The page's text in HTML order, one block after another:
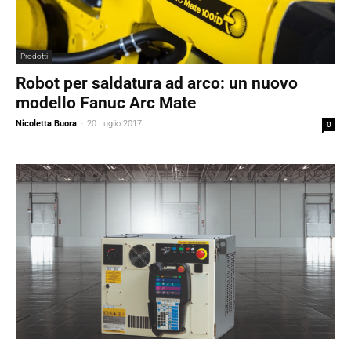
Prodotti
Robot per saldatura ad arco: un nuovo
modello Fanuc Arc Mate
Nicoletta Buora - 20 Luglio 2017 0